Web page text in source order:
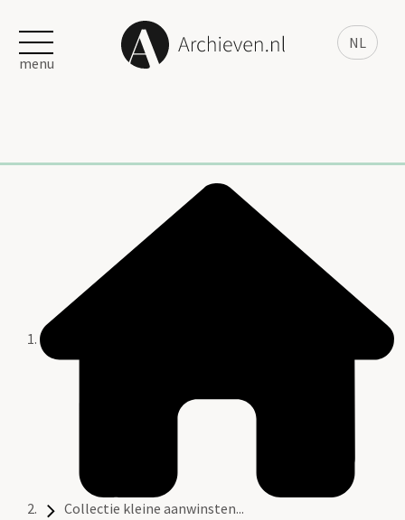
NL
menu
Collectie kleine aanwinsten...